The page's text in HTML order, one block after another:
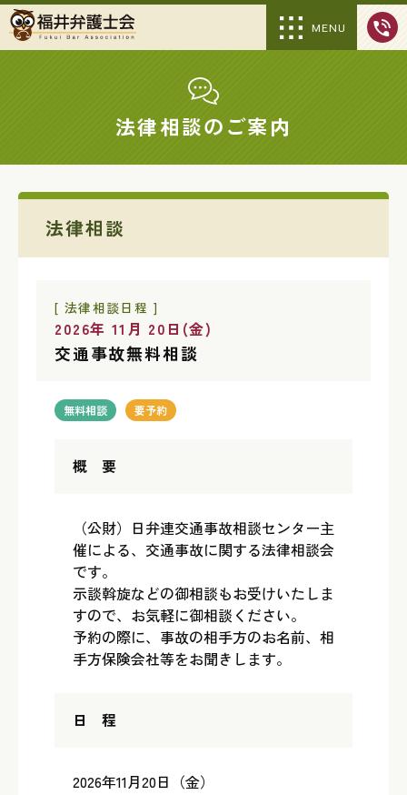
MENU
法律相談のご案内
法律相談
[ 法律相談日程 ]
2026年 11月 20日(金)
交通事故無料相談
無料相談 要予約
概 要
（公財）日弁連交通事故相談センター主
催による、交通事故に関する法律相談会
です。
示談斡旋などの御相談もお受けいたしま
すので、お気軽に御相談ください。
予約の際に、事故の相手方のお名前、相
手方保険会社等をお聞きします。
日 程
2026年11月20日（金）